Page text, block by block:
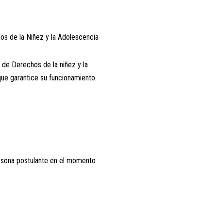
de la Niñez y la Adolescencia
Derechos de la niñez y la
garantice su funcionamiento.
postulante en el momento